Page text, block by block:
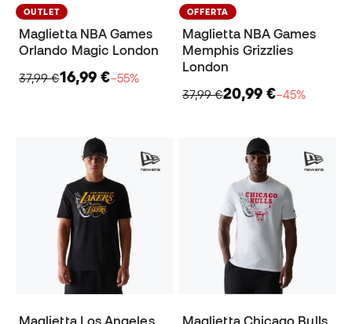
OUTLET
Maglietta NBA Games
Orlando Magic London
37,99 €16,99 €−55%
OFFERTA
Maglietta NBA Games
Memphis Grizzlies
London
37,99 €20,99 €−45%
Maglietta Los Angeles
Maglietta Chicago Bulls